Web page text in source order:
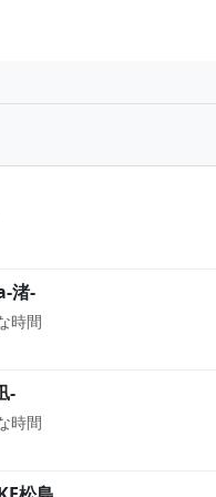
渚-
時間
-
時間